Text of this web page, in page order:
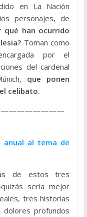
en La Nación
personajes, de
qué han ocurrido
Toman como
por el
del cardenal
que ponen
celibato.
anual al tema de
de estos tres
sería mejor
tres historias
profundos